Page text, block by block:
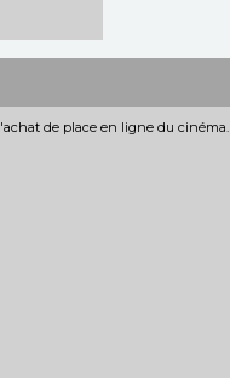
de place en ligne du cinéma.